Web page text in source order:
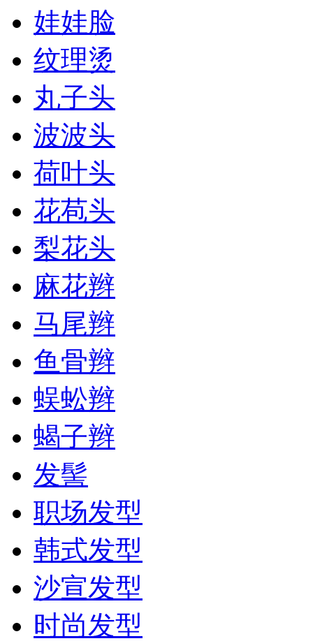
娃娃脸
纹理烫
丸子头
波波头
荷叶头
花苞头
梨花头
麻花辫
马尾辫
鱼骨辫
蜈蚣辫
蝎子辫
发髻
职场发型
韩式发型
沙宣发型
时尚发型